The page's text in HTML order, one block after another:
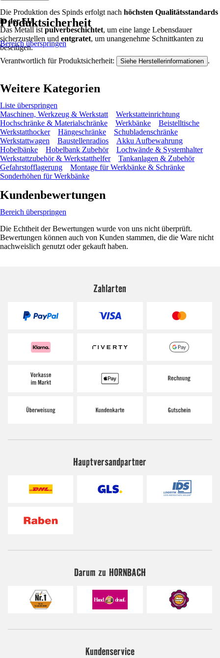
Die Produktion des Spinds erfolgt nach höchsten Qualitätsstandards
in der EU.
Das Metall ist pulverbeschichtet, um eine lange Lebensdauer
sicherzustellen und entgratet, um unangenehme Schnittkanten zu
beseitigen.
Produktsicherheit
Bereich überspringen
Verantwortlich für Produktsicherheit: Siehe Herstellerinformationen .
Weitere Kategorien
Liste überspringen
Maschinen, Werkzeug & Werkstatt
Werkstatteinrichtung
Hochschränke & Materialschränke
Werkbänke
Beistelltische
Werkstatthocker
Hängeschränke
Schubladenschränke
Werkstattwagen
Baustellenradios
Akku Aufbewahrung
Hobelbänke
Hobelbank Zubehör
Lochwände & Systemhalter
Werkstattzubehör & Werkstatthelfer
Tankanlagen & Zubehör
Gefahrstofflagerung
Montage für Werkbänke & Schränke
Sonderhöhen für Werkbänke
Kundenbewertungen
Bereich überspringen
Die Echtheit der Bewertungen wurde von uns nicht überprüft.
Bewertungen können auch von Kunden stammen, die die Ware nicht
nachweislich genutzt oder gekauft haben.
Zahlarten
Hauptversandpartner
Darum zu HORNBACH
Kundenservice